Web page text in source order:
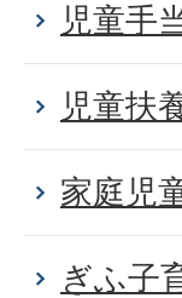
児童手
児童扶
家庭児
ぎふ子